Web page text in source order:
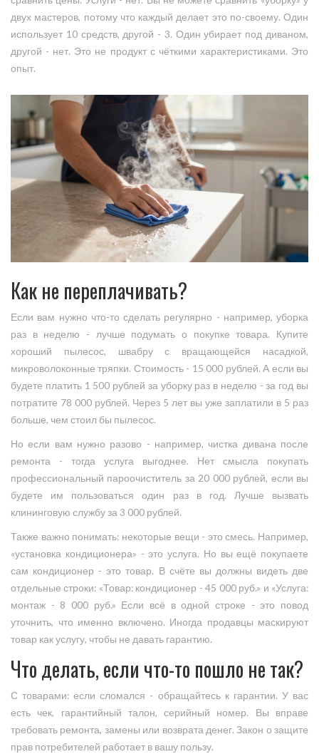
двух мастеров, потому что каждый делает это по-своему. Один
использует 10 средств, другой - 3. Один убирает под диваном,
другой - нет. Это не продукт с чёткими характеристиками. Это
опыт.
Как не переплачивать?
Если вам нужно что-то сделать регулярно - например, уборка
раз в неделю - лучше подумать о покупке товара. Купите
хороший пылесос, швабру с вращающейся насадкой,
микроволоконные тряпки. Стоимость - 15 000 рублей. А если вы
будете платить 1 500 рублей за уборку раз в неделю - за год вы
потратите 78 000 рублей. Через 5 лет вы уже заплатили в 5 раз
больше, чем стоил бы пылесос.
Но если вам нужно разово - например, чистка дивана после
ремонта - тогда услуга выгоднее. Нет смысла покупать
профессиональный пароочиститель за 20 000 рублей, если вы
будете им пользоваться один раз в год. Лучше вызвать
клининговую службу за 3 000 рублей.
Также важно понимать: некоторые вещи - это смесь. Например,
«установка кондиционера» - это услуга. Но вы ещё покупаете
сам кондиционер - это товар. В счёте вы должны видеть две
отдельные строки: «Товар: кондиционер - 45 000 руб.» и «Услуга:
монтаж - 8 000 руб.» Если всё в одной строке - это повод
уточнить, что именно включено. Иногда продавцы маскируют
товар как услугу, чтобы не давать гарантию.
Что делать, если что-то пошло не так?
С товарами: если сломался - обращайтесь к гарантии. У вас
есть чек, гарантийный талон, серийный номер. Вы вправе
требовать ремонта, замены или возврата денег. Закон о защите
прав потребителей работает в вашу пользу.